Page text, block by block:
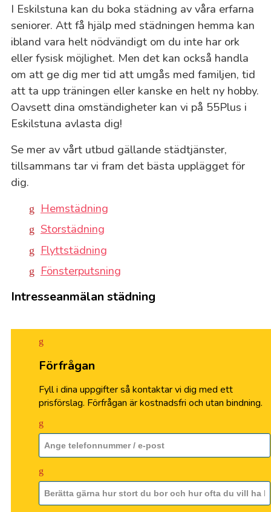
I Eskilstuna kan du boka städning av våra erfarna
seniorer. Att få hjälp med städningen hemma kan
ibland vara helt nödvändigt om du inte har ork
eller fysisk möjlighet. Men det kan också handla
om att ge dig mer tid att umgås med familjen, tid
att ta upp träningen eller kanske en helt ny hobby.
Oavsett dina omständigheter kan vi på 55Plus i
Eskilstuna avlasta dig!
Se mer av vårt utbud gällande städtjänster,
tillsammans tar vi fram det bästa upplägget för
dig.
Hemstädning
Storstädning
Flyttstädning
Fönsterputsning
Intresseanmälan städning
Förfrågan
Fyll i dina uppgifter så kontaktar vi dig med ett
prisförslag. Förfrågan är kostnadsfri och utan bindning.